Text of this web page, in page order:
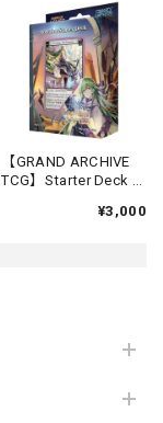
【GRAND ARCHIVE
TCG】Starter Deck -
Ashes】《英語版》
¥3,000